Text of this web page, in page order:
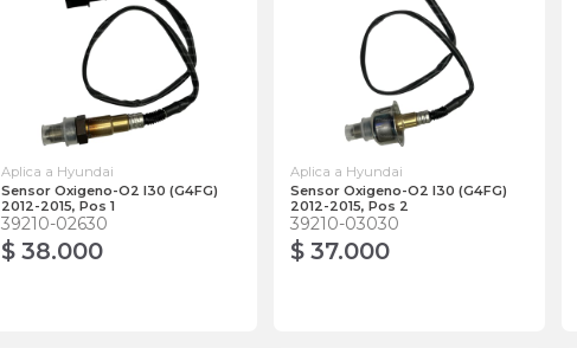
Aplica a Hyundai
Sensor Oxigeno-O2 I30 (G4FG)
2012-2015, Pos 1
39210-02630
$ 38.000
Aplica a Hyundai
Sensor Oxigeno-O2 I30 (G4FG)
2012-2015, Pos 2
39210-03030
$ 37.000